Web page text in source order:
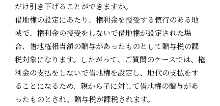
だけ引き下げることができますか。
借地権の設定にあたり、権利金を授受する慣行のある地
域で、権利金の授受をしないで借地権が設定された場
合、借地権相当額の贈与があったものとして贈与税の課
税対象になります。したがって、ご質問のケースでは、権
利金の支払をしないで借地権を設定し、地代の支払をす
ることになるため、親から子に対して借地権の贈与があ
ったものとされ、贈与税が課税されます。